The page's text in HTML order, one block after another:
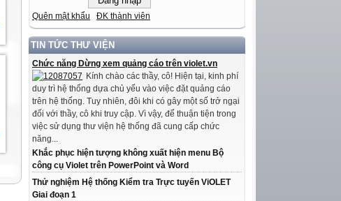
Quên mật khẩu ĐK thành viên
TIN TỨC THƯ VIỆN
Chức năng Dừng xem quảng cáo trên violet.vn
Kính chào các thầy, cô! Hiện tại, kinh phí
duy trì hệ thống dựa chủ yếu vào việc đặt quảng cáo
trên hệ thống. Tuy nhiên, đôi khi có gây một số trở ngại
đối với thầy, cô khi truy cập. Vì vậy, để thuận tiện trong
việc sử dụng thư viện hệ thống đã cung cấp chức
năng...
Khắc phục hiện tượng không xuất hiện menu Bộ
công cụ Violet trên PowerPoint và Word
Thử nghiệm Hệ thống Kiểm tra Trực tuyến ViOLET
Giai đoạn 1